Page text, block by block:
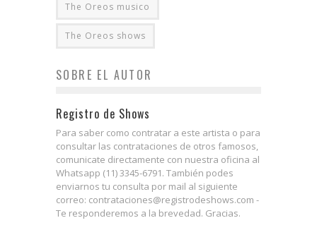
The Oreos musico
The Oreos shows
SOBRE EL AUTOR
Registro de Shows
Para saber como contratar a este artista o para
consultar las contrataciones de otros famosos,
comunicate directamente con nuestra oficina al
Whatsapp (11) 3345-6791. También podes
enviarnos tu consulta por mail al siguiente
correo: contrataciones@registrodeshows.com -
Te responderemos a la brevedad. Gracias.